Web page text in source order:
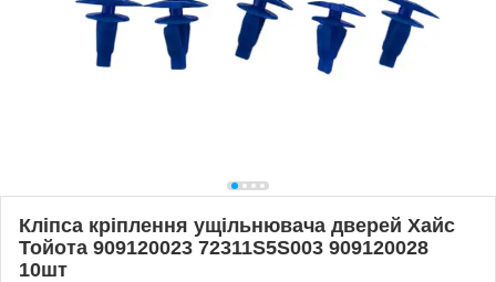
Кліпса кріплення ущільнювача дверей Хайс
Тойота 909120023 72311S5S003 909120028
10шт